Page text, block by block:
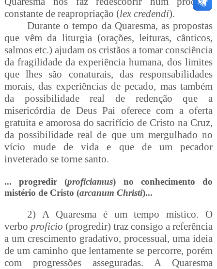
constante de reapropriação (lex credendi).
Durante o tempo da Quaresma, as propostas
que vêm da liturgia (orações, leituras, cânticos,
salmos etc.) ajudam os cristãos a tomar consciência
da fragilidade da experiência humana, dos limites
que lhes são conaturais, das responsabilidades
morais, das experiências de pecado, mas também
da possibilidade real de redenção que a
misericórdia de Deus Pai oferece com a oferta
gratuita e amorosa do sacrifício de Cristo na Cruz,
da possibilidade real de que um mergulhado no
vício mude de vida e que de um pecador
inveterado se torne santo.
... progredir (proficiamus) no conhecimento do
mistério de Cristo (arcanum Christi)...
2) A Quaresma é um tempo místico. O
verbo proficio (progredir) traz consigo a referência
a um crescimento gradativo, processual, uma ideia
de um caminho que lentamente se percorre, porém
com progressões asseguradas. A Quaresma